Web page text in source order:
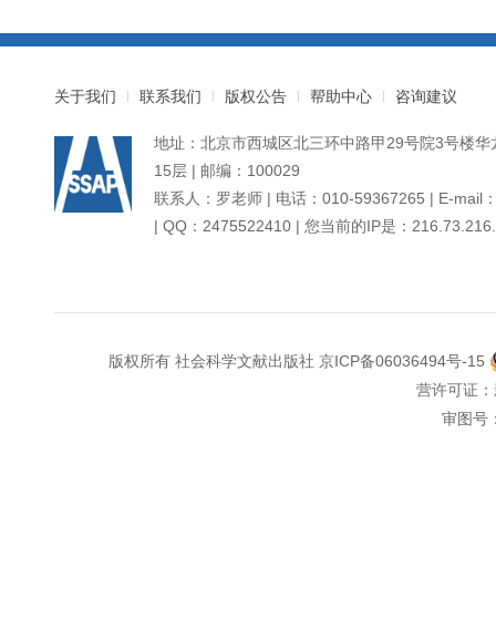
关于我们 联系我们 版权公告 帮助中心 咨询建议
地址：北京市西城区北三环中路甲29号院3号楼华
15层 | 邮编：100029
联系人：罗老师 | 电话：010-59367265 | E-mail
| QQ：2475522410 | 您当前的IP是：
版权所有 社会科学文献出版社 京ICP备06036494号-15
营许可证
审图号